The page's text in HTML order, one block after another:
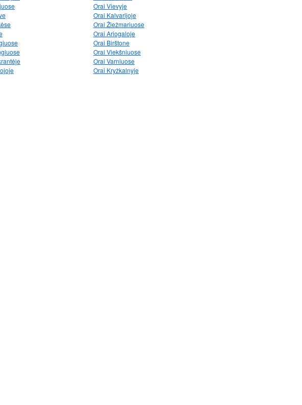
Orai Vievyje
Orai Kalvarijoje
Orai Žiežmariuose
Orai Ariogaloje
Orai Birštone
Orai Viekšniuose
Orai Varniuose
Orai Kryžkalnyje